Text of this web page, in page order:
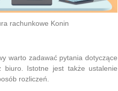
rachunkowe Konin
warto zadawać pytania dotyczące
biuro. Istotne jest także ustalenie
rozliczeń.